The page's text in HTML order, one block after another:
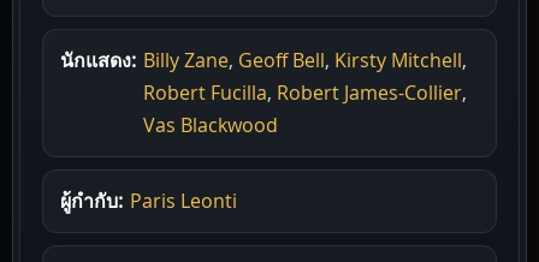
นักแสดง: Billy Zane, Geoff Bell, Kirsty Mitchell,
Robert Fucilla, Robert James-Collier,
Vas Blackwood
ผู้กำกับ: Paris Leonti